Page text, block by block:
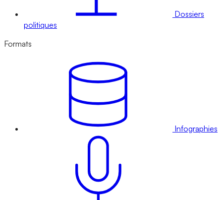
Dossiers
politiques
Formats
Infographies